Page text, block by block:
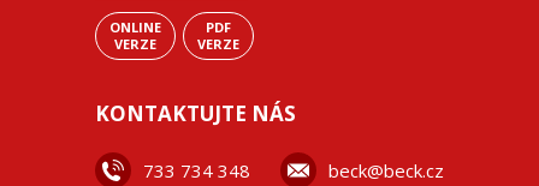
ONLINE
VERZE
PDF
VERZE
KONTAKTUJTE NÁS
733 734 348 beck@beck.cz